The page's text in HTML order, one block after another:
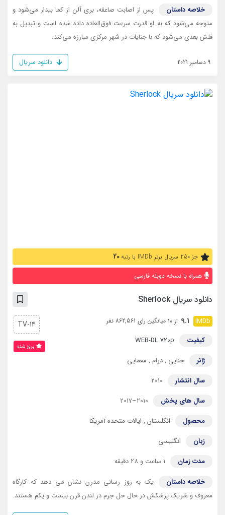
خلاصه داستان
پس از اصابت صاعقه، بری آلن از کما بیدار می‌شود و
متوجه می‌شود که به او قدرت سرعت فوق‌العاده داده شده است و تبدیل به
فلش بعدی می‌شود که با جنایات در شهر مرکزی مبارزه می‌کند.
9 دسامبر 2021 دانلود سریال
جز 250 سریال برتر IMDb با رتبه 20
همراه با نسخه دوبله فارسی
دانلود سریال Sherlock
9.1 از 10 میانگین رای 862,561 نفر
کیفیت
WEB-DL 720p
ژانر
جنایی ,درام , معمایی
سال انتشار
2010
سال های پخش
2010–2017
محصول
انگلستان , ایالات متحده آمریکا
زبان
انگلیسی
مدت زمان
1 ساعت و 28 دقیقه
خلاصه داستان
یک به روز رسانی مدرن نشان می دهد که کارگاه
معروف و شریک پزشکش در حال حل جرم در لندن قرن بیست و یکم هستند.
TV-14
بروز‌ شده